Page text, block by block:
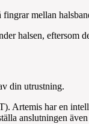
mellan
halsen, eftersom
din utrustning.
Artemis har en
anslutningen